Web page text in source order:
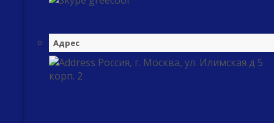
Адрес
Россия, г. Москва, ул. Илимская д 5
корп. 2